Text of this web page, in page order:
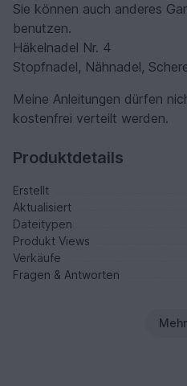
Sie können auch anderes
benutzen.
Häkelnadel Nr. 4
Stopfnadel, Nähnadel,
Meine Anleitungen dürfen
kostenfrei verteilt werden.
Produktdetails
Erstellt
Aktualisiert
Dateitypen
Produkt Views
Verkäufe
Fragen & Antworten
Mehr